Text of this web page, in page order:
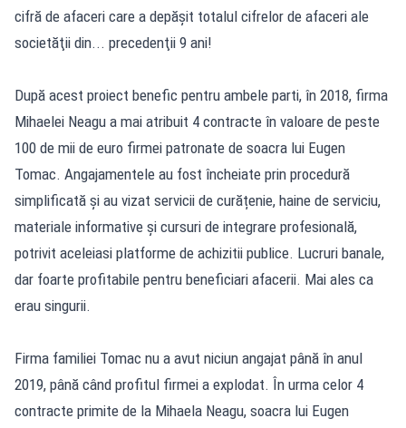
cifră de afaceri care a depăşit totalul cifrelor de afaceri ale
societăţii din... precedenţii 9 ani!
După acest proiect benefic pentru ambele parti, în 2018, firma
Mihaelei Neagu a mai atribuit 4 contracte în valoare de peste
100 de mii de euro firmei patronate de soacra lui Eugen
Tomac. Angajamentele au fost încheiate prin procedură
simplificată și au vizat servicii de curățenie, haine de serviciu,
materiale informative și cursuri de integrare profesională,
potrivit aceleiasi platforme de achizitii publice. Lucruri banale,
dar foarte profitabile pentru beneficiari afacerii. Mai ales ca
erau singurii.
Firma familiei Tomac nu a avut niciun angajat până în anul
2019, până când profitul firmei a explodat. În urma celor 4
contracte primite de la Mihaela Neagu, soacra lui Eugen